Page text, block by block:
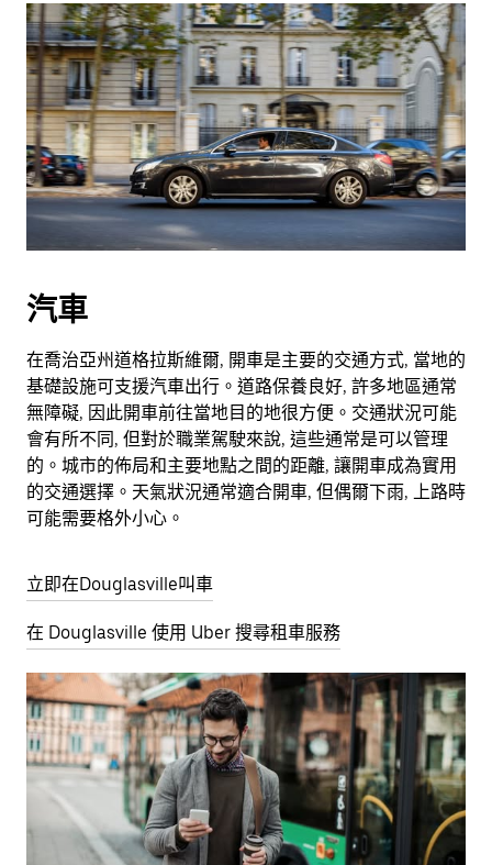
汽車
在喬治亞州道格拉斯維爾, 開車是主要的交通方式, 當地的
基礎設施可支援汽車出行。道路保養良好, 許多地區通常
無障礙, 因此開車前往當地目的地很方便。交通狀況可能
會有所不同, 但對於職業駕駛來說, 這些通常是可以管理
的。城市的佈局和主要地點之間的距離, 讓開車成為實用
的交通選擇。天氣狀況通常適合開車, 但偶爾下雨, 上路時
可能需要格外小心。
立即在Douglasville叫車
在 Douglasville 使用 Uber 搜尋租車服務